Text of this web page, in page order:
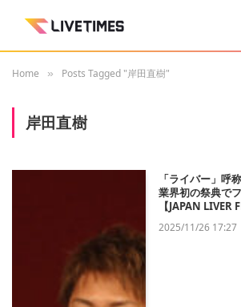
Home » Posts Tagged "岸田直樹"
岸田直樹
「ライバー」呼
業界初の祭典で
【JAPAN LIVER
2025/11/26 17:27